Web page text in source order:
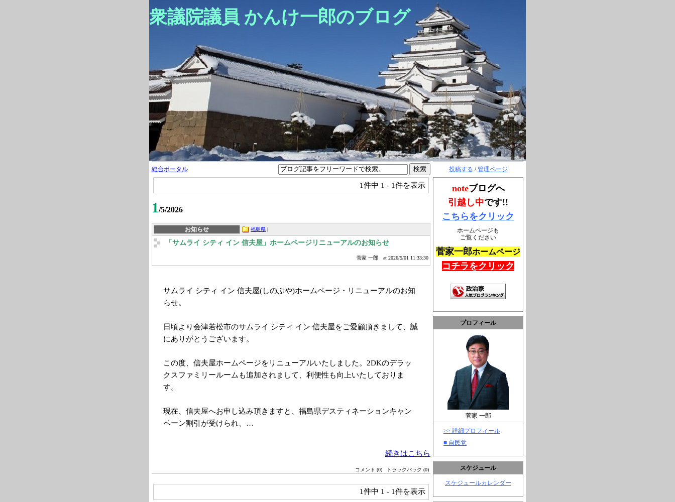
衆議院議員 かんけ一郎のブログ
投稿する /管理ページ
noteブログへ
引越し中です!!
こちらをクリック
ホームページも
ご覧ください
菅家一郎ホームページ
コチラをクリック
プロフィール
菅家 一郎
>> 詳細プロフィール
■ 自民党
スケジュール
スケジュールカレンダー
総合ポータル
1件中 1 - 1件を表示
1/5/2026
お知らせ 福島県 |
「サムライ シティ イン 信夫屋」ホームページリニューアルのお知らせ
菅家 一郎 at 2026/5/01 11:33:30
サムライ シティ イン 信夫屋(しのぶや)ホームページ・リニューアルのお知
らせ。
日頃より会津若松市のサムライ シティ イン 信夫屋をご愛顧頂きまして、誠
にありがとうございます。
この度、信夫屋ホームページをリニューアルいたしました。2DKのデラッ
クスファミリールームも追加されまして、利便性も向上いたしておりま
す。
現在、信夫屋へお申し込み頂きますと、福島県デスティネーションキャン
ペーン割引が受けられ、…
続きはこちら
コメント (0) トラックバック (0)
1件中 1 - 1件を表示